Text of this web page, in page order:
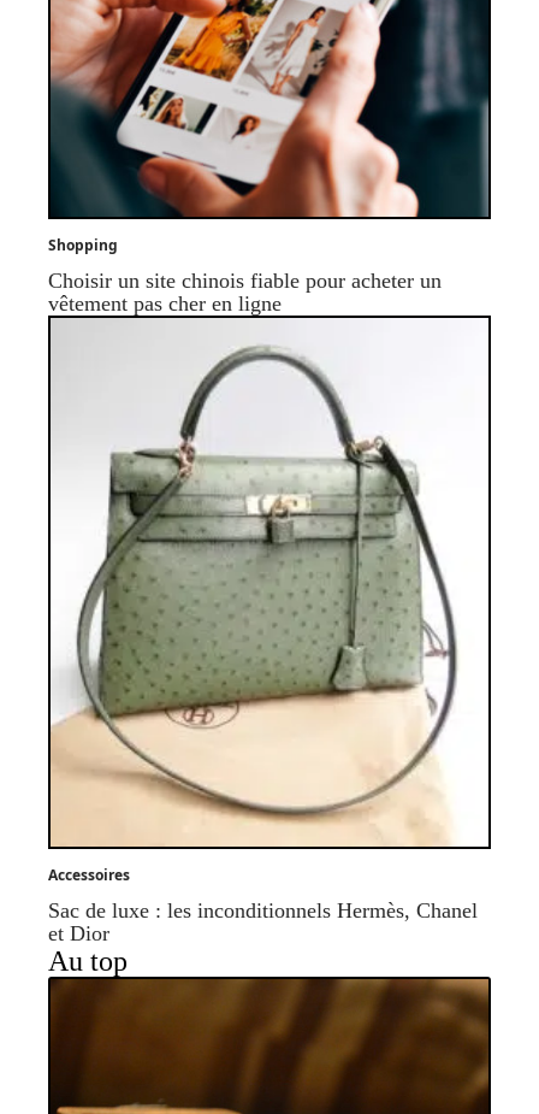
Shopping
Choisir un site chinois fiable pour acheter un
vêtement pas cher en ligne
Accessoires
Sac de luxe : les inconditionnels Hermès, Chanel
et Dior
Au top